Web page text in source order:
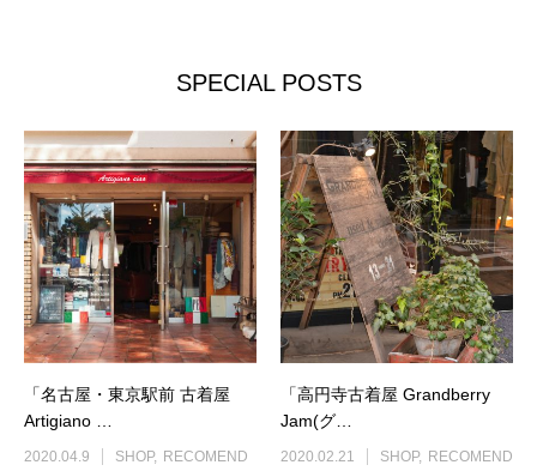
SPECIAL POSTS
「名古屋・東京駅前 古着屋
Artigiano …
2020.04.9 SHOP RECOMEND
「高円寺古着屋 Grandberry
Jam(グ…
2020.02.21 SHOP RECOMEND